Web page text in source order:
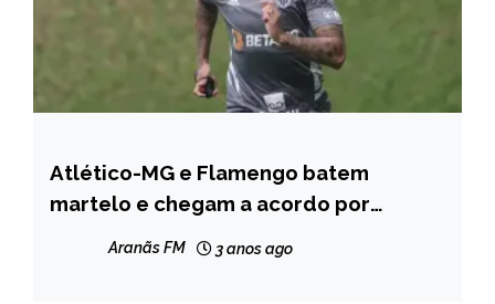
ESPORTES
Atlético-MG e Flamengo batem
martelo e chegam a acordo por
Aranãs FM 3 anos ago